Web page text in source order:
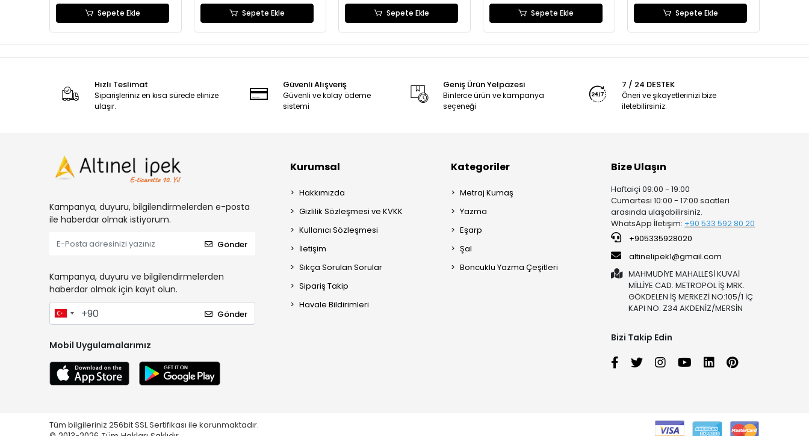
Sepete Ekle Sepete Ekle Sepete Ekle Sepete Ekle Sepete Ekle
Hızlı Teslimat
Siparişleriniz en kısa sürede elinize
ulaşır.
Güvenli Alışveriş
Güvenli ve kolay ödeme
sistemi
Geniş Ürün Yelpazesi
Binlerce ürün ve kampanya
seçeneği
7 / 24 DESTEK
Öneri ve şikayetlerinizi bize
iletebilirsiniz.
Kampanya, duyuru, bilgilendirmelerden e-posta
ile haberdar olmak istiyorum.
Gönder
Kampanya, duyuru ve bilgilendirmelerden
haberdar olmak için kayıt olun.
Gönder
Mobil Uygulamalarımız
Kurumsal
Hakkımızda
Gizlilik Sözleşmesi ve KVKK
Kullanıcı Sözleşmesi
İletişim
Sıkça Sorulan Sorular
Sipariş Takip
Havale Bildirimleri
Kategoriler
Metraj Kumaş
Yazma
Eşarp
Şal
Boncuklu Yazma Çeşitleri
Bize Ulaşın
Haftaiçi 09:00 - 19:00
Cumartesi 10:00 - 17:00 saatleri
arasında ulaşabilirsiniz.
WhatsApp İletişim: +90 533 592 80 20
+905335928020
altinelipek1@gmail.com
MAHMUDİYE MAHALLESİ KUVAİ
MİLLİYE CAD. METROPOL İŞ MRK.
GÖKDELEN İŞ MERKEZİ NO:105/1 İÇ
KAPI NO: Z34 AKDENİZ/MERSİN
Bizi Takip Edin
Tüm bilgileriniz 256bit SSL Sertifikası ile korunmaktadır.